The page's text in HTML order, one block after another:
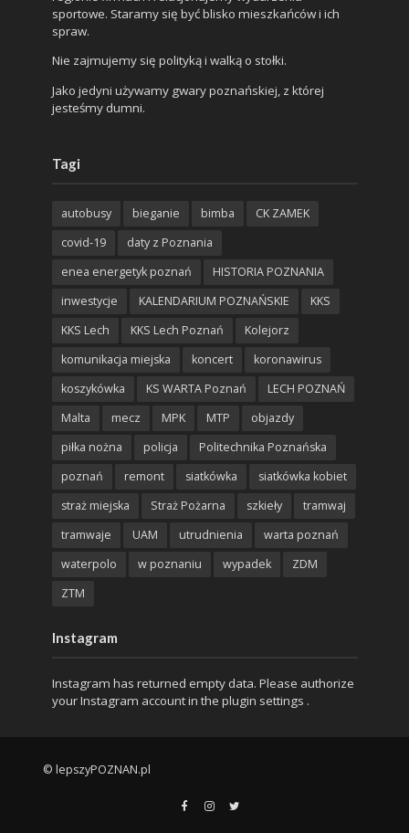
sportowe. Staramy się być blisko mieszkańców i ich
spraw.
Nie zajmujemy się polityką i walką o stołki.
Jako jedyni używamy gwary poznańskiej, z której
jesteśmy dumni.
Tagi
autobusy bieganie bimba
CK ZAMEK
covid-19
daty z Poznania
enea energetyk poznań
HISTORIA POZNANIA
inwestycje
KALENDARIUM POZNAŃSKIE
KKS
KKS Lech
KKS Lech Poznań
Kolejorz
komunikacja miejska
koncert
koronawirus
koszykówka
KS WARTA Poznań
LECH POZNAŃ
Malta
mecz MPK MTP
objazdy
piłka nożna
policja
Politechnika Poznańska
poznań
remont siatkówka
siatkówka kobiet
straż miejska
Straż Pożarna szkieły
tramwaj
tramwaje
UAM utrudnienia
warta poznań
waterpolo
w poznaniu wypadek
ZDM
ZTM
Instagram
Instagram has returned empty data. Please authorize
your Instagram account in the plugin settings .
© lepszyPOZNAN.pl